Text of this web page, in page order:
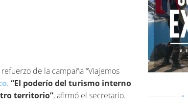
de la campaña “Viajemos
. “El poderío del turismo interno
territorio”, afirmó el secretario.